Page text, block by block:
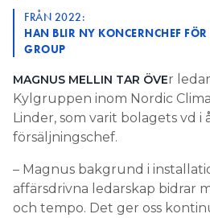
FRÅN 2022:
HAN BLIR NY KONCERNCHEF
GROUP
MAGNUS MELLIN TAR ÖVEr
Kylgruppen inom Nordic
Linder, som varit bolagets vd i
försäljningschef.
– Magnus bakgrund i
affärsdrivna ledarskap bidrar
och tempo. Det ger oss